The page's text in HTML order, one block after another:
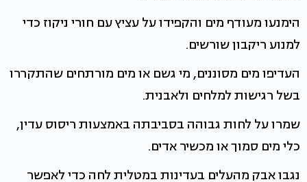
הימנעו מעודף מים והקפידו על עציץ עם חורי ניקוז כדי
למנוע ריקבון שורשים.
העדיפו מים מסוננים, מי גשם או מים מורתחים שהתקררו
בשל רגישות למלחים ולאבנית.
שמרו על לחות גבוהה בסביבתה באמצעות ריסוס עדין,
כלי מים סמוך או מכשיר אדים.
נגבו אבק מהעלים בעדינות במטלית לחה כדי לאפשר